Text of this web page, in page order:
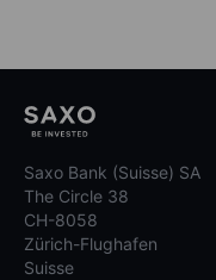
Saxo Bank (Suisse) SA
The Circle 38
CH-8058
Zürich-Flughafen
Suisse